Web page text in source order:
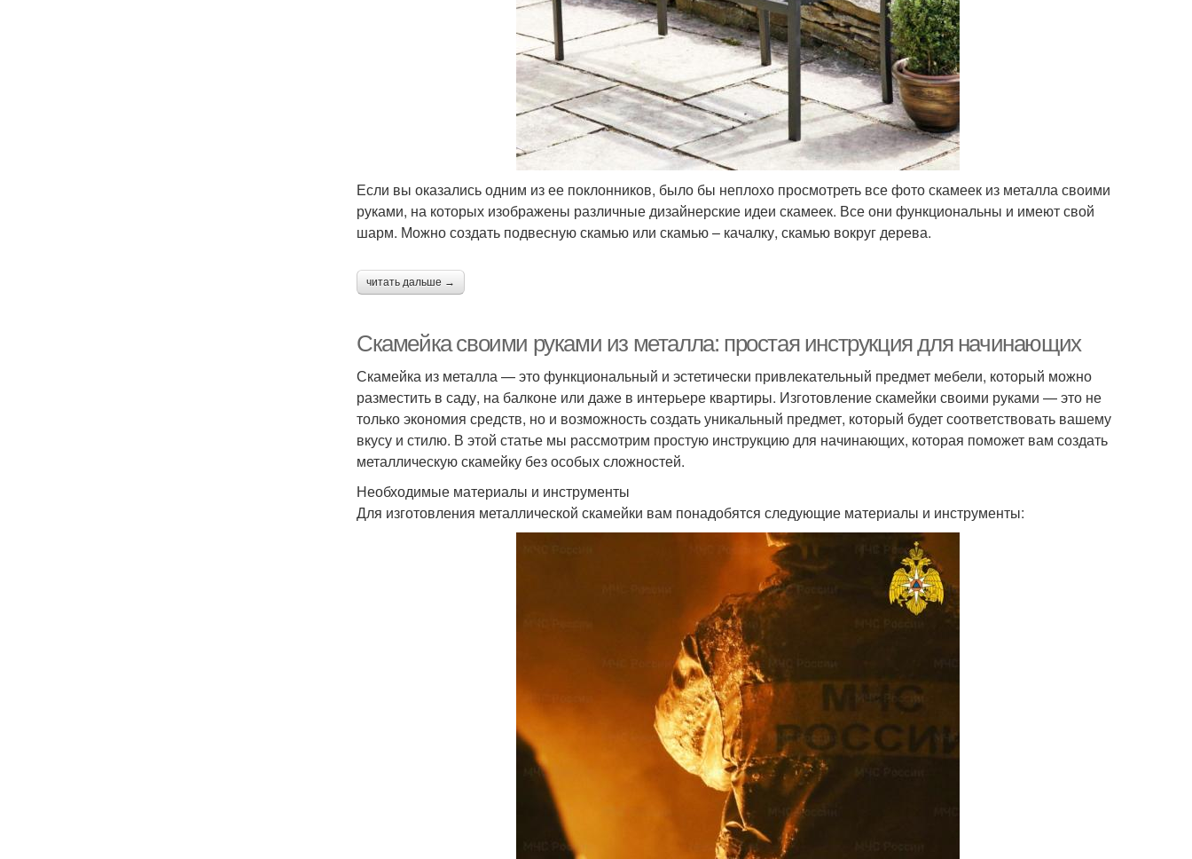
Если вы оказались одним из ее поклонников, было бы неплохо просмотреть все фото скамеек из металла своими
руками, на которых изображены различные дизайнерские идеи скамеек. Все они функциональны и имеют свой
шарм. Можно создать подвесную скамью или скамью – качалку, скамью вокруг дерева.
читать дальше →
Скамейка своими руками из металла: простая инструкция для начинающих
Скамейка из металла — это функциональный и эстетически привлекательный предмет мебели, который можно
разместить в саду, на балконе или даже в интерьере квартиры. Изготовление скамейки своими руками — это не
только экономия средств, но и возможность создать уникальный предмет, который будет соответствовать вашему
вкусу и стилю. В этой статье мы рассмотрим простую инструкцию для начинающих, которая поможет вам создать
металлическую скамейку без особых сложностей.
Необходимые материалы и инструменты
Для изготовления металлической скамейки вам понадобятся следующие материалы и инструменты: